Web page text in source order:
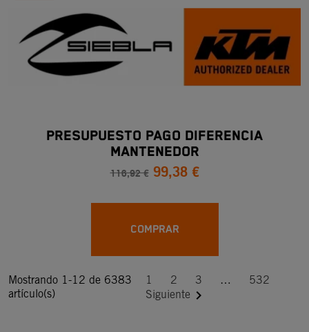
PRESUPUESTO PAGO DIFERENCIA
MANTENEDOR
116,92 € 99,38 €
COMPRAR
Mostrando 1-12 de 6383
artículo(s)
1 2 3 …
532
Siguiente 